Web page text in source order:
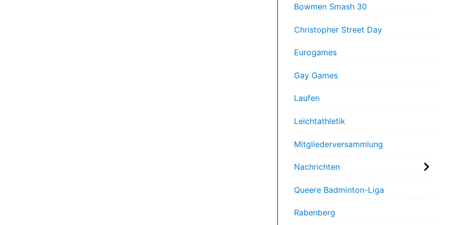
Bowmen Smash 30
Christopher Street Day
Eurogames
Gay Games
Laufen
Leichtathletik
Mitgliederversammlung
Nachrichten
Queere Badminton-Liga
Rabenberg